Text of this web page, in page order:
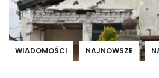
WIADOMOŚCI NAJNOWSZE